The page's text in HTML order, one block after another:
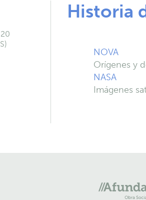
Historia
NOVA
Orígenes y
NASA
Imágenes